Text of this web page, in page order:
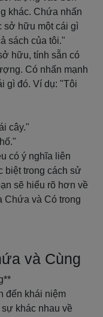
khác. Chứa nhấn
sở hữu một cái gì
sách của tôi."
hữu, tính sẵn có
Có nhấn mạnh
gì đó. Ví dụ: "Tôi
cây."
có ý nghĩa liên
biệt trong cách sử
sẽ hiểu rõ hơn về
Chứa và Có trong
và Cùng
đến khái niệm
khác nhau về